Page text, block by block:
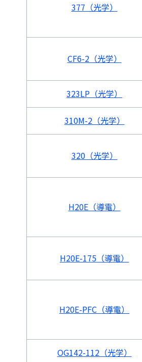
377（光学）
CF6-2（光学）
323LP（光学）
310M-2（光学）
320（光学）
H20E（導電）
H20E-175（導電）
H20E-PFC（導電）
OG142-112（光学）